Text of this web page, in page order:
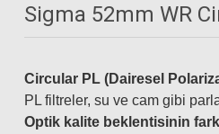
Sigma 52mm WR
Circular PL (Dairesel
PL filtreler, su ve cam gibi
Optik kalite beklentisinin